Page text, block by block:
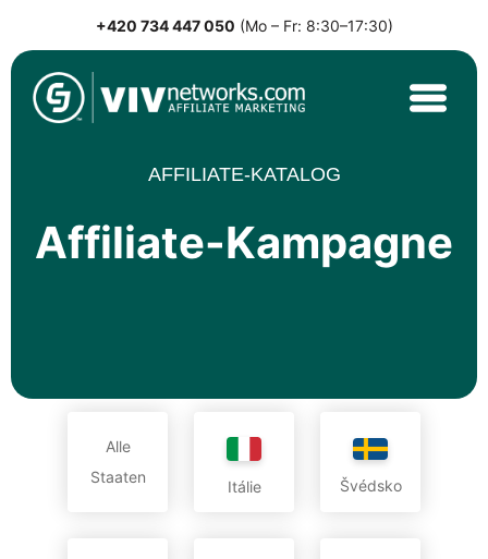
to
content
+420 734 447 050 (Mo – Fr: 8:30–17:30)
VIVnetworks.com
Nejvýkonnější affiliate síť v CEE
AFFILIATE-KATALOG
Affiliate-Kampagne
Alle
Staaten
Itálie Švédsko